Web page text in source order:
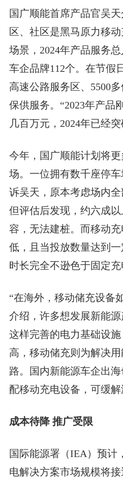
国广顺能首席产品官吴
区、社区是黑马原力移
场景，2024年产品服务
车企品牌112个。在节假
高速公路服务区、5500
保供服务。“2023年产品
几百万元，2024年已经
今年，国广顺能计划将
场。一位拥有数千座停
诉吴天，原本考虑场内全
但评估后发现，约六成
容，无法建桩。而移动
低，且当投放数量达到
时长完全不逊色于固定充
“在海外，移动储充设备
介绍，许多想发展新能
这样完善的电力基础设
高，移动储充则为解决
路。国内新能源车企出
配移动充电设备，可缓解
成本待降 推广受限
国际能源署（IEA）预计
电解决方案市场规模将接